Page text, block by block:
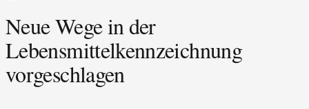
Neue Wege in der
Lebensmittelkennzeichnung
vorgeschlagen